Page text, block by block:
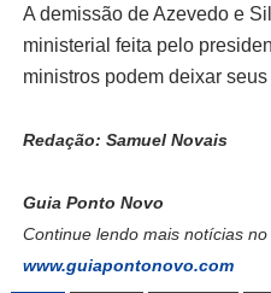
A demissão de Azevedo e
ministerial feita pelo
ministros podem deixar
Redação: Samuel Novais
Guia Ponto Novo
Continue lendo mais notícias no
www.guiapontonovo.com